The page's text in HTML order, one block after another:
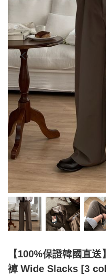
【100%保證韓國直
褲 Wide Slacks [3